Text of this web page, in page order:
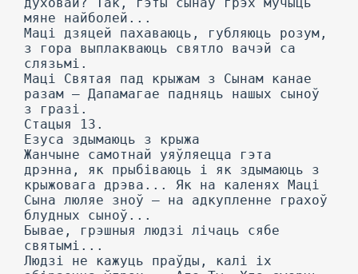
мяне найболей...
Маці дзяцей пахаваюць, губляюць розум,
з гора выплакваюць святло вачэй са
слязьмі.
Маці Святая пад крыжам з Сынам канае
разам — Дапамагае падняць нашых сыноў
з гразі.
Стацыя 13.
Езуса здымаюць з крыжа
Жанчыне самотнай уяўляецца гэта
дрэнна, як прыбіваюць і як здымаюць з
крыжовага дрэва... Як на каленях Маці
Сына люляе зноў — на адкупленне грахоў
блудных сыноў...
Бывае, грэшныя людзі лічаць сябе
святымі...
Людзі не кажуць праўды, калі іх